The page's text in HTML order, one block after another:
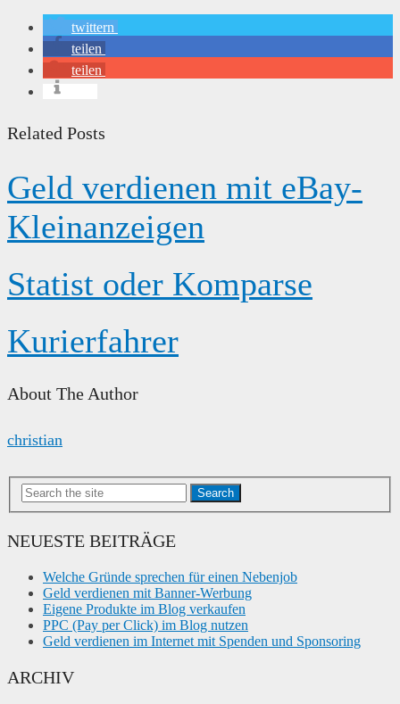
twittern
teilen
teilen
Related Posts
Geld verdienen mit eBay-
Kleinanzeigen
Statist oder Komparse
Kurierfahrer
About The Author
christian
Search
NEUESTE BEITRÄGE
Welche Gründe sprechen für einen Nebenjob
Geld verdienen mit Banner-Werbung
Eigene Produkte im Blog verkaufen
PPC (Pay per Click) im Blog nutzen
Geld verdienen im Internet mit Spenden und Sponsoring
ARCHIV